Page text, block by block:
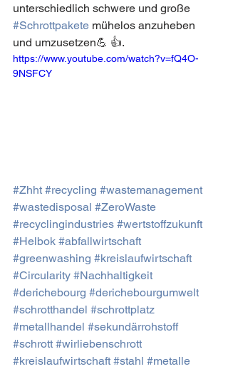
unterschiedlich schwere und große
#Schrottpakete mühelos anzuheben
und umzusetzen💪 👍.
https://www.youtube.com/watch?v=fQ4O-
9NSFCY
#Zhht #recycling #wastemanagement
#wastedisposal #ZeroWaste
#recyclingindustries #wertstoffzukunft
#Helbok #abfallwirtschaft
#greenwashing #kreislaufwirtschaft
#Circularity #Nachhaltigkeit
#derichebourg #derichebourgumwelt
#schrotthandel #schrottplatz
#metallhandel #sekundärrohstoff
#schrott #wirliebenschrott
#kreislaufwirtschaft #stahl #metalle